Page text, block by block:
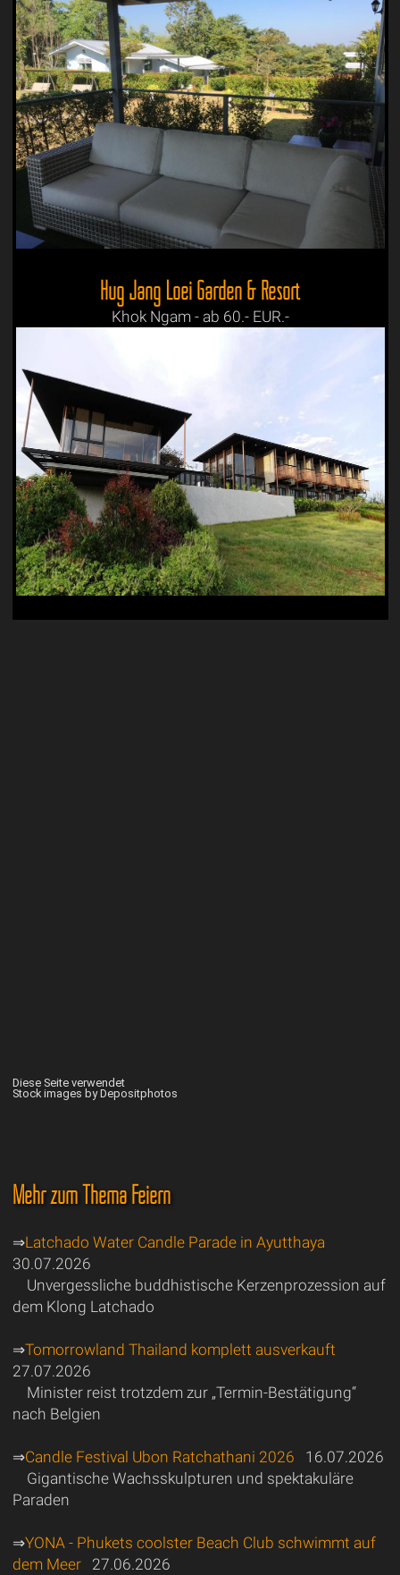
Hug Jang Loei Garden & Resort
Khok Ngam - ab 60.- EUR.-
Diese Seite verwendet
Stock images by Depositphotos
Mehr zum Thema Feiern
⇒Latchado Water Candle Parade in Ayutthaya
30.07.2026
Unvergessliche buddhistische Kerzenprozession auf
dem Klong Latchado
⇒Tomorrowland Thailand komplett ausverkauft
27.07.2026
Minister reist trotzdem zur „Termin-Bestätigung“
nach Belgien
⇒Candle Festival Ubon Ratchathani 2026 16.07.2026
Gigantische Wachsskulpturen und spektakuläre
Paraden
⇒YONA - Phukets coolster Beach Club schwimmt auf
dem Meer27.06.2026